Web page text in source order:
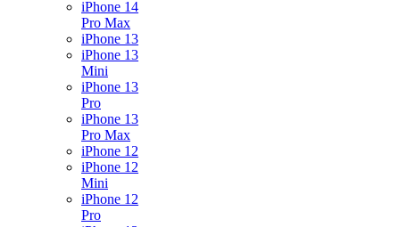
iPhone 14
Pro Max
iPhone 13
iPhone 13
Mini
iPhone 13
Pro
iPhone 13
Pro Max
iPhone 12
iPhone 12
Mini
iPhone 12
Pro